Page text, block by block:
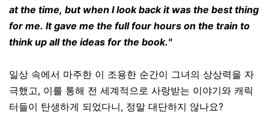
at the time, but when I look back it was the best thing
for me. It gave me the full four hours on the train to
think up all the ideas for the book."
일상 속에서 마주한 이 조용한 순간이 그녀의 상상력을 자
극했고, 이를 통해 전 세계적으로 사랑받는 이야기와 캐릭
터들이 탄생하게 되었다니, 정말 대단하지 않나요?